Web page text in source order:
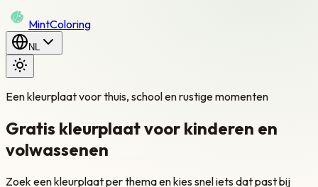
MintColoring
NL
Een kleurplaat voor thuis, school en rustige momenten
Gratis kleurplaat voor kinderen en
volwassenen
Zoek een kleurplaat per thema en kies snel iets dat past bij